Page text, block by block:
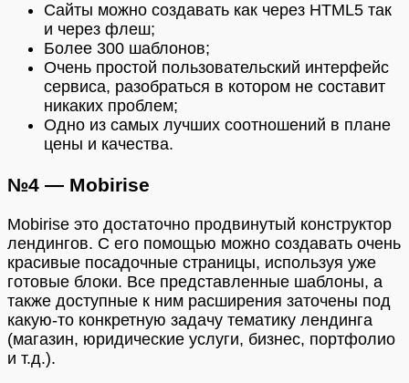
Сайты можно создавать как через HTML5 так
и через флеш;
Более 300 шаблонов;
Очень простой пользовательский интерфейс
сервиса, разобраться в котором не составит
никаких проблем;
Одно из самых лучших соотношений в плане
цены и качества.
№4 — Mobirise
Mobirise это достаточно продвинутый конструктор
лендингов. С его помощью можно создавать очень
красивые посадочные страницы, используя уже
готовые блоки. Все представленные шаблоны, а
также доступные к ним расширения заточены под
какую-то конкретную задачу тематику лендинга
(магазин, юридические услуги, бизнес, портфолио
и т.д.).